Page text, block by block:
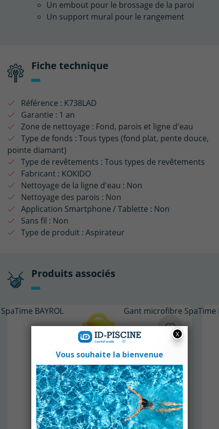
Un embout pour le brossage de la paroi
Un support mural pour le rangement
Fiche technique
Référence : K738LAD
Garantie : 1 an
Zone de nettoyage : Fond, parois et ligne d'eau
Type de fonds : Tous types (fond plat, pente douce,
pointe diamant)
Type de revêtements : Tous types de revêtements
Fabricant : KOKIDO
Nettoyage de la ligne d'eau : Non
Nettoyage des parois : Non
Application Smartphone / Tablette : Non
Sans fil : Non
Type de produit : Aspirateur
Produits associés
BAYROL Gant microfibre SpaTime